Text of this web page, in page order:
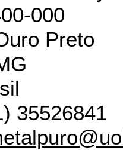
000
Preto
35526841